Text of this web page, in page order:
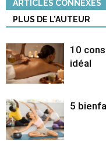
ARTICLES CONNEXES
PLUS DE L'AUTEUR
10
idéal
5